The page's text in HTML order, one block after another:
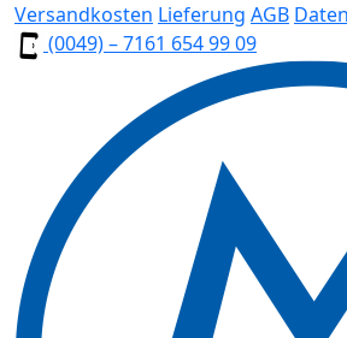
Versandkosten Lieferung AGB
(0049) – 7161 654 99 09